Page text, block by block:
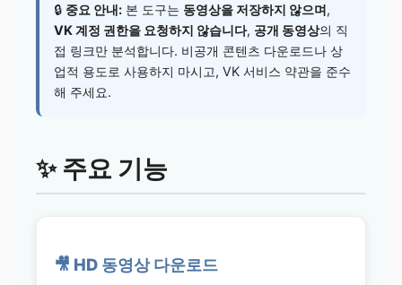
🔒 중요 안내: 본 도구는 동영상을 저장하지 않으며,
VK 계정 권한을 요청하지 않습니다, 공개 동영상의 직
접 링크만 분석합니다. 비공개 콘텐츠 다운로드나 상
업적 용도로 사용하지 마시고, VK 서비스 약관을 준수
해 주세요.
✨ 주요 기능
🎥 HD 동영상 다운로드